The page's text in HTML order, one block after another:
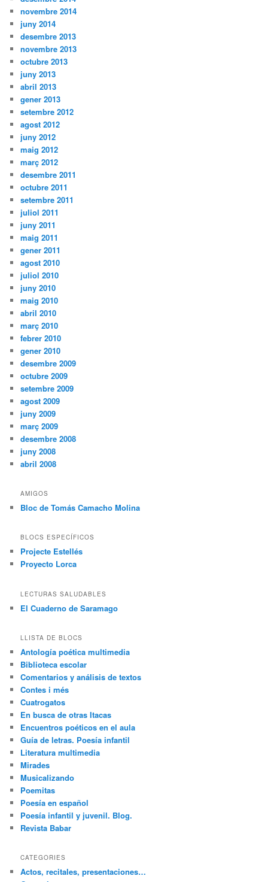
novembre 2014
juny 2014
desembre 2013
novembre 2013
octubre 2013
juny 2013
abril 2013
gener 2013
setembre 2012
agost 2012
juny 2012
maig 2012
març 2012
desembre 2011
octubre 2011
setembre 2011
juliol 2011
juny 2011
maig 2011
gener 2011
agost 2010
juliol 2010
juny 2010
maig 2010
abril 2010
març 2010
febrer 2010
gener 2010
desembre 2009
octubre 2009
setembre 2009
agost 2009
juny 2009
març 2009
desembre 2008
juny 2008
abril 2008
AMIGOS
Bloc de Tomás Camacho Molina
BLOCS ESPECÍFICOS
Projecte Estellés
Proyecto Lorca
LECTURAS SALUDABLES
El Cuaderno de Saramago
LLISTA DE BLOCS
Antología poética multimedia
Biblioteca escolar
Comentarios y análisis de textos
Contes i més
Cuatrogatos
En busca de otras Itacas
Encuentros poéticos en el aula
Guía de letras. Poesía infantil
Literatura multimedia
Mirades
Musicalizando
Poemitas
Poesía en español
Poesía infantil y juvenil. Blog.
Revista Babar
CATEGORIES
Actos, recitales, presentaciones…